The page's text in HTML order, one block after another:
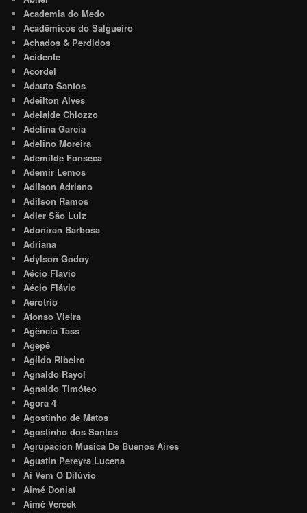
Academia do Medo
Acadêmicos do Salgueiro
Achados & Perdidos
Acidente
Acordel
Adauto Santos
Adeilton Alves
Adelaide Chiozzo
Adelina Garcia
Adelino Moreira
Ademilde Fonseca
Ademir Lemos
Adilson Adriano
Adilson Ramos
Adler São Luiz
Adoniran Barbosa
Adriana
Adylson Godoy
Aécio Flavio
Aécio Flávio
Aerotrio
Afonso Vieira
Agência Tass
Agepê
Agildo Ribeiro
Agnaldo Rayol
Agnaldo Timóteo
Agora 4
Agostinho de Matos
Agostinho dos Santos
Agrupacion Musica De Buenos Aires
Agustin Pereyra Lucena
Aí Vem O Dilúvio
Aimé Doniat
Aimé Vereck